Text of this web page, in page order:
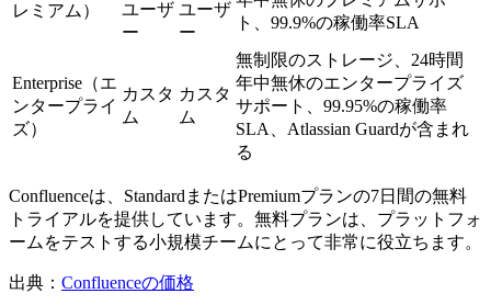
レミアム）
ユーザ
ー
ユーザ
ー
ト、99.9%の稼働率SLA
Enterprise（エ
ンタープライ
ズ）
カスタ
ム
カスタ
ム
無制限のストレージ、24時間
年中無休のエンタープライズ
サポート、99.95%の稼働率
SLA、Atlassian Guardが含まれ
る
Confluenceは、StandardまたはPremiumプランの7日間の無料
トライアルを提供しています。無料プランは、プラットフォ
ームをテストする小規模チームにとって非常に役立ちます。
出典： Confluenceの価格